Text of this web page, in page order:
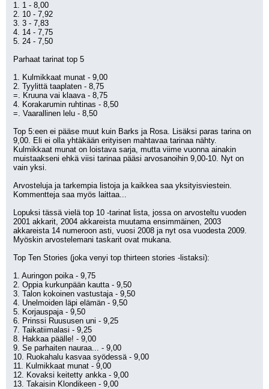
1. 1 - 8,00
2. 10 - 7,92
3. 3 - 7,83
4. 14 - 7,75
5. 24 - 7,50
Parhaat tarinat top 5
1. Kulmikkaat munat - 9,00
2. Tyylittä taaplaten - 8,75
=. Kruuna vai klaava - 8,75
4. Korakarumin ruhtinas - 8,50
=. Vaarallinen lelu - 8,50
Top 5:een ei pääse muut kuin Barks ja Rosa. Lisäksi paras tarina on
9,00. Eli ei olla yhtäkään erityisen mahtavaa tarinaa nähty.
Kulmikkaat munat on loistava sarja, mutta viime vuonna ainakin
muistaakseni ehkä viisi tarinaa pääsi arvosanoihin 9,00-10. Nyt on
vain yksi.
Arvosteluja ja tarkempia listoja ja kaikkea saa yksityisviestein.
Kommentteja saa myös laittaa...
Lopuksi tässä vielä top 10 -tarinat lista, jossa on arvosteltu vuoden
2001 akkarit, 2004 akkareista muutama ensimmäinen, 2003
akkareista 14 numeroon asti, vuosi 2008 ja nyt osa vuodesta 2009.
Myöskin arvostelemani taskarit ovat mukana.
Top Ten Stories (joka venyi top thirteen stories -listaksi):
1. Auringon poika - 9,75
2. Oppia kurkunpään kautta - 9,50
3. Talon kokoinen vastustaja - 9,50
4. Unelmoiden läpi elämän - 9,50
5. Korjauspaja - 9,50
6. Prinssi Ruususen uni - 9,25
7. Taikatiimalasi - 9,25
8. Hakkaa päälle! - 9,00
9. Se parhaiten nauraa... - 9,00
10. Ruokahalu kasvaa syödessä - 9,00
11. Kulmikkaat munat - 9,00
12. Kovaksi keitetty ankka - 9,00
13. Takaisin Klondikeen - 9,00